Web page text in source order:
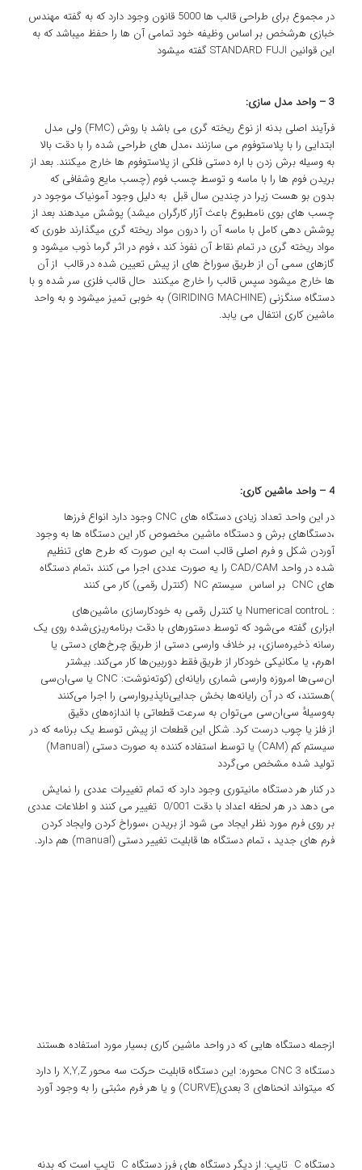
در مجموع برای طراحی قالب ها 5000 قانون وجود دارد که به گفته مهندس
خبازی هرشخص بر اساس وظیفه خود تمامی آن ها را حفظ میباشد که به
این قوانین STANDARD FUJI گفته میشود
3 – واحد مدل سازی:
فرآیند اصلی بدنه از نوع ریخته گری می باشد با روش (FMC) ولی مدل
ابتدایی را با پلاستوفوم می سازنند ،مدل های طراحی شده را با دقت بالا
به وسیله برش زدن با اره دستی فلکی از پلاستوفوم ها خارج میکنند. بعد از
بریدن فوم ها را با ماسه و توسط چسب فوم (چسب مایع وشفافی که
بدون بو هست زیرا در چندین سال قبل به دلیل وجود آمونیاک موجود در
چسب های بوی نامطبوع باعث آزار کارگران میشد) پوشش میدهند بعد از
پوشش دهی کامل با ماسه آن را درون مواد ریخته گری میگذارند طوری که
مواد ریخته گری در تمام نقاط آن نفوذ کند ، فوم در اثر گرما ذوب میشود و
گازهای سمی آن از طریق سوراخ های از پیش تعیین شده در قالب از آن
ها خارج میشود سپس قالب را خارج میکنند حال قالب فلزی سر شده و با
دستگاه سنگزنی (GIRIDING MACHINE) به خوبی تمیز میشود و به واحد
ماشین کاری انتفال می یابد.
4 – واحد ماشین کاری:
در این واحد تعداد زیادی دستگاه های CNC وجود دارد انواع فرزها
،دستگاهای برش و دستگاه ماشین مخصوص کار این دستگاه ها به وجود
آوردن شکل و فرم اصلی قالب است به این صورت که طرح های تنظیم
شده در واحد CAD/CAM را یه صورت عددی اجرا می کنند ،تمام دستگاه
های CNC بر اساس سیستم NC (کنترل رقمی) کار می کنند
: Numerical controL یا کنترل رقمی به
خودکارسازی ماشین‌های
ابزاری گفته می‌شود که توسط دستورهای با دقت برنامه‌ریزی‌شده روی یک
رسانه ذخیره‌سازی، بر خلاف وارسی دستی از طریق چرخ‌های دستی یا
اهرم، یا مکانیکی خودکار از طریق فقط دوربین‌ها کار می‌کند. بیشتر
ان‌سی‌ها امروزه وارسی شماری رایانه‌ای (کوته‌نوشت: CNC یا سی‌ان‌سی
)هستند، که در آن رایانه‌ها بخش جدایی‌ناپذیروارسی را اجرا می‌کنند
به‌وسیلهٔ سی‌ان‌سی می‌توان به سرعت قطعاتی با اندازه‌های دقیق
ازفلزیا چوب درست کرد. شکل این قطعات از پیش توسط یک برنامه که در
سیستمکم
(CAM) یا توسط استفاده کننده به صورت دستی (Manual)
تولید شده مشخص می‌گردد
در کنار هر دستگاه مانیتوری وجود دارد که تمام تغییرات عددی را نمایش
می دهد در هر لحظه اعداد با دقت 0/001 تغییر می کنند و اطلاعات عددی
بر روی فرم مورد نظر ایجاد می شود از بریدن ،سوراخ کردن وایجاد کردن
فرم های جدید ، تمام دستگاه ها قابلیت تغییر دستی (manual) هم دارد.
ازجمله دستگاه هایی که در واحد ماشین کاری بسیار مورد استفاده هستند
دستگاه CNC 3 محوره: این دستگاه قابلیت حرکت سه محور X,Y,Z را دارد
که میتواند انحناهای 3 بعدی(CURVE) و یا هر فرم مثبتی را به وجود آورد
دستگاه C تایپ: از دیگر دستگاه های فرز دستگاه C تایپ است که بدنه